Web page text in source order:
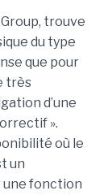
trouve
du type
que pour
très
d’une
».
où le
un
une fonction